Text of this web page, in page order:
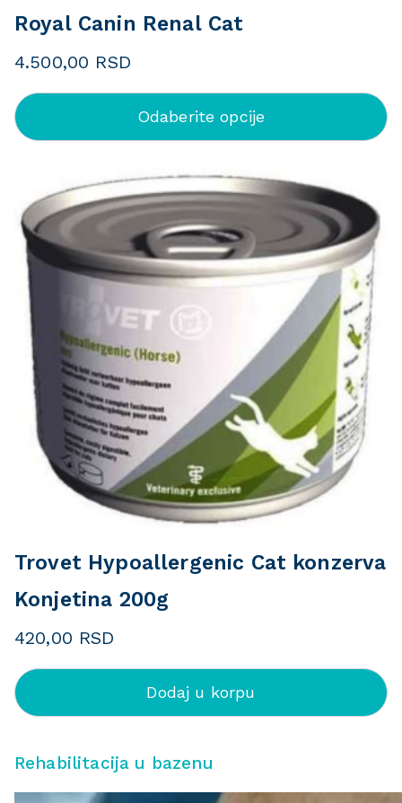
Royal Canin Renal Cat
4.500,00 RSD
Odaberite opcije
Trovet Hypoallergenic Cat konzerva
Konjetina 200g
420,00 RSD
Dodaj u korpu
Rehabilitacija u bazenu